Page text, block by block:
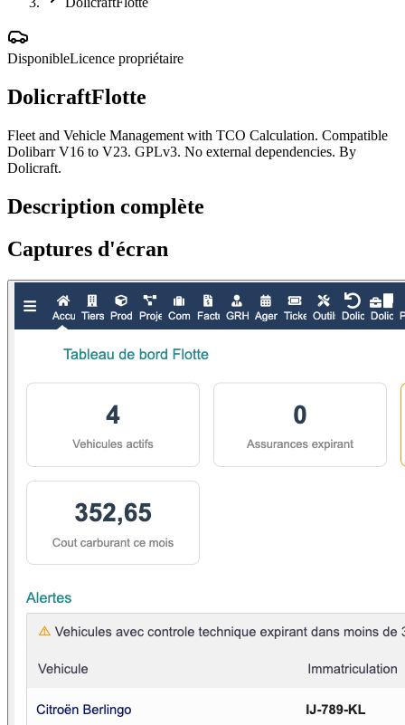
DisponibleLicence propriétaire
DolicraftFlotte
Fleet and Vehicle Management with TCO Calculation. Compatible
Dolibarr V16 to V23. GPLv3. No external dependencies. By
Dolicraft.
Description complète
Captures d'écran